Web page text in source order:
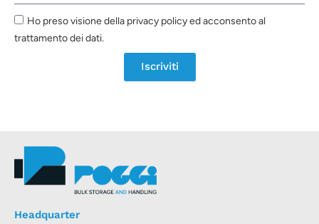
Ho preso visione della privacy policy ed acconsento al
trattamento dei dati.
Iscriviti
Headquarter